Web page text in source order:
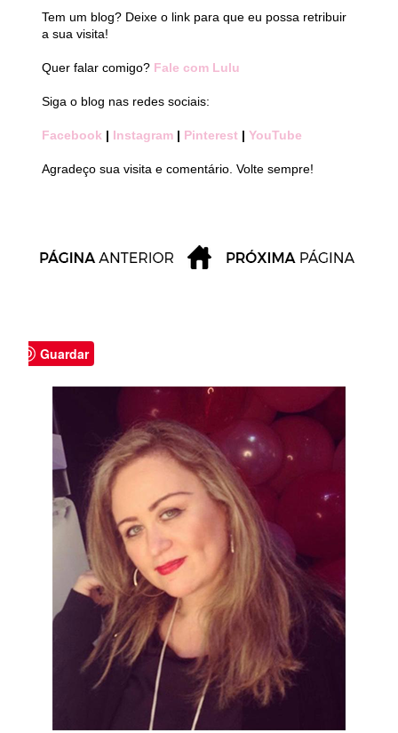
Tem um blog? Deixe o link para que eu possa retribuir
a sua visita!
Quer falar comigo? Fale com Lulu
Siga o blog nas redes sociais:
Facebook | Instagram | Pinterest | YouTube
Agradeço sua visita e comentário. Volte sempre!
Guardar